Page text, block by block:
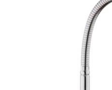
Лакокрасочная продукция